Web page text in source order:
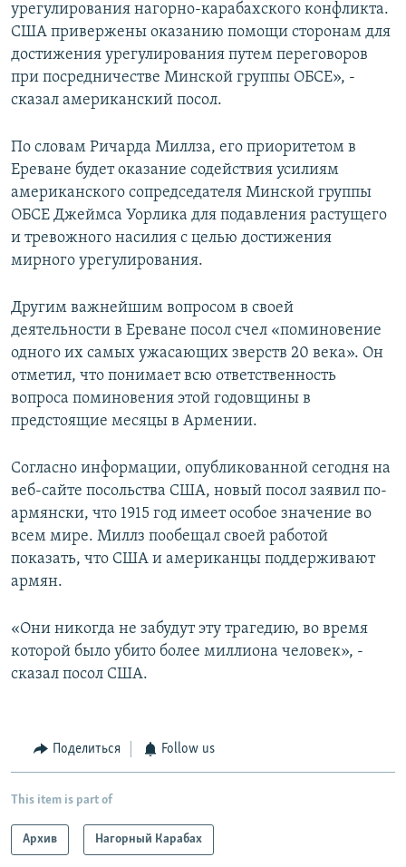
урегулирования нагорно-карабахского конфликта.
США привержены оказанию помощи сторонам для
достижения урегулирования путем переговоров
при посредничестве Минской группы ОБСЕ», -
сказал американский посол.
По словам Ричарда Миллза, его приоритетом в
Ереване будет оказание содействия усилиям
американского сопредседателя Минской группы
ОБСЕ Джеймса Уорлика для подавления растущего
и тревожного насилия с целью достижения
мирного урегулирования.
Другим важнейшим вопросом в своей
деятельности в Ереване посол счел «поминовение
одного их самых ужасающих зверств 20 века». Он
отметил, что понимает всю ответственность
вопроса поминовения этой годовщины в
предстоящие месяцы в Армении.
Согласно информации, опубликованной сегодня на
веб-сайте посольства США, новый посол заявил по-
армянски, что 1915 год имеет особое значение во
всем мире. Миллз пообещал своей работой
показать, что США и американцы поддерживают
армян.
«Они никогда не забудут эту трагедию, во время
которой было убито более миллиона человек», -
сказал посол США.
Поделиться Follow us
This item is part of
Архив Нагорный Карабах